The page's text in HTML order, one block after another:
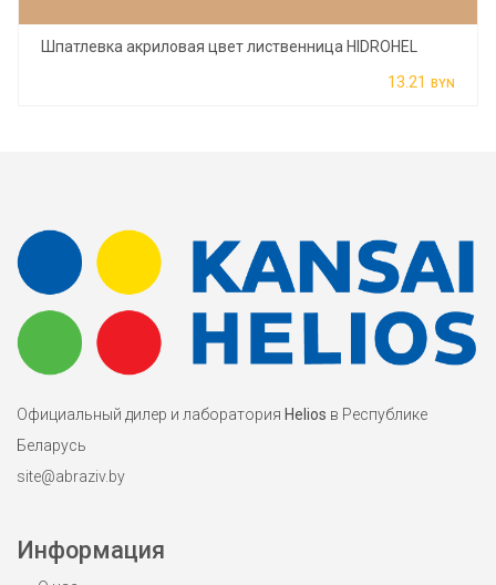
Шпатлевка акриловая цвет лиственница HIDROHEL
13.21 BYN
Официальный дилер и лаборатория Helios в Республике
Беларусь
site@abraziv.by
Информация